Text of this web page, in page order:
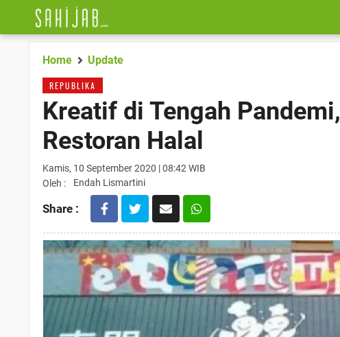
Home Update
REPUBLIKA
Kreatif di Tengah
Restoran Halal
Kamis, 10 September 2020 | 08:42 WIB
Oleh :
Endah Lismartini
Share :